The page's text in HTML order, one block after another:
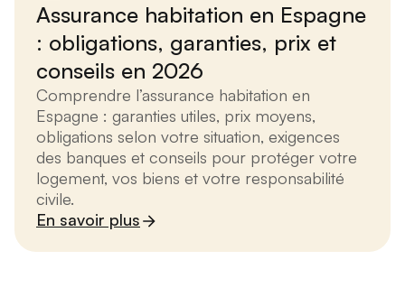
Assurance habitation en Espagne
: obligations, garanties, prix et
conseils en 2026
Comprendre l’assurance habitation en
Espagne : garanties utiles, prix moyens,
obligations selon votre situation, exigences
des banques et conseils pour protéger votre
logement, vos biens et votre responsabilité
civile.
En savoir plus